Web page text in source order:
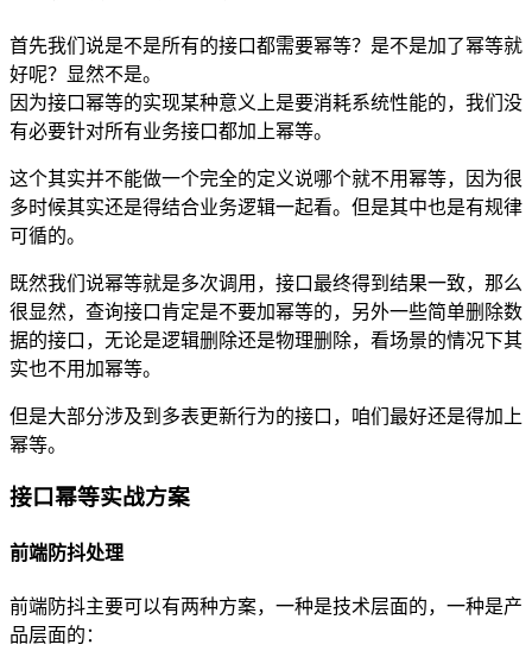
首先我们说是不是所有的接口都需要幂等？是不是加了幂等就
好呢？显然不是。
因为接口幂等的实现某种意义上是要消耗系统性能的，我们没
有必要针对所有业务接口都加上幂等。
这个其实并不能做一个完全的定义说哪个就不用幂等，因为很
多时候其实还是得结合业务逻辑一起看。但是其中也是有规律
可循的。
既然我们说幂等就是多次调用，接口最终得到结果一致，那么
很显然，查询接口肯定是不要加幂等的，另外一些简单删除数
据的接口，无论是逻辑删除还是物理删除，看场景的情况下其
实也不用加幂等。
但是大部分涉及到多表更新行为的接口，咱们最好还是得加上
幂等。
接口幂等实战方案
前端防抖处理
前端防抖主要可以有两种方案，一种是技术层面的，一种是产
品层面的：